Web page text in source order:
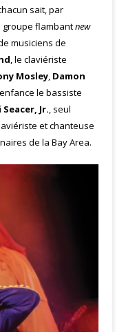
sait, par
groupe flambantnew
musiciens de
, le claviériste
Mosley, Damon
le bassiste
Seacer, Jr., seul
et chanteuse
de la Bay Area.